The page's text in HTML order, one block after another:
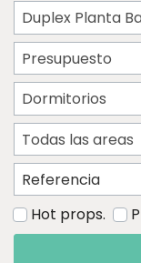
Duplex Planta
Presupuesto
Dormitorios
Todas las areas
Hot props.